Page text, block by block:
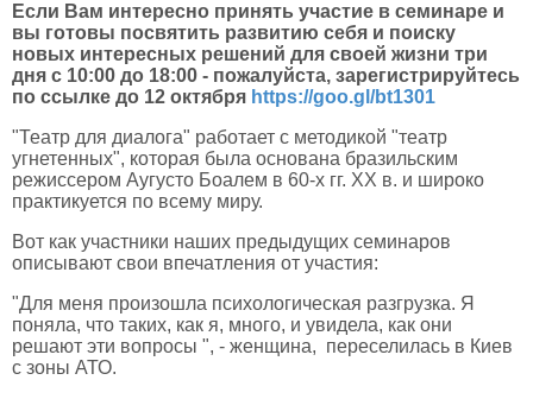
Если Вам интересно принять участие в семинаре и
вы готовы посвятить развитию себя и поиску
новых интересных решений для своей жизни три
дня с 10:00 до 18:00 - пожалуйста, зарегистрируйтесь
по ссылке до 12 октября https://goo.gl/bt1301
"Театр для диалога" работает с методикой "театр
угнетенных", которая была основана бразильским
режиссером Аугусто Боалем в 60-х гг. ХХ в. и широко
практикуется по всему миру.
Вот как участники наших предыдущих семинаров
описывают свои впечатления от участия:
"Для меня произошла психологическая разгрузка. Я
поняла, что таких, как я, много, и увидела, как они
решают эти вопросы ", - женщина, переселилась в Киев
с зоны АТО.